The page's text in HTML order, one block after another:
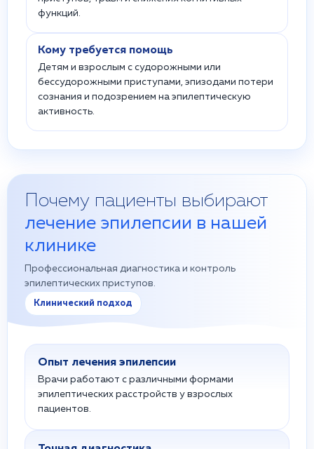
функций.
Кому требуется помощь
Детям и взрослым с судорожными или
бессудорожными приступами, эпизодами потери
сознания и подозрением на эпилептическую
активность.
Почему пациенты выбирают
лечение эпилепсии в нашей
клинике
Профессиональная диагностика и контроль
эпилептических приступов.
Клинический подход
Опыт лечения эпилепсии
Врачи работают с различными формами
эпилептических расстройств у взрослых
пациентов.